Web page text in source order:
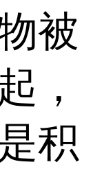
被
，
积